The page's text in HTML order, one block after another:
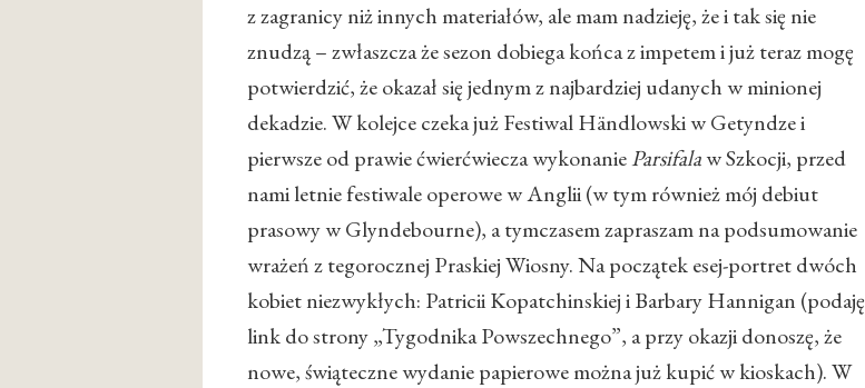
z zagranicy niż innych materiałów, ale mam nadzieję, że i tak się nie
znudzą – zwłaszcza że sezon dobiega końca z impetem i już teraz mogę
potwierdzić, że okazał się jednym z najbardziej udanych w minionej
dekadzie. W kolejce czeka już Festiwal Händlowski w Getyndze i
pierwsze od prawie ćwierćwiecza wykonanieParsifalaw Szkocji, przed
nami letnie festiwale operowe w Anglii (w tym również mój debiut
prasowy w Glyndebourne), a tymczasem zapraszam na podsumowanie
wrażeń z tegorocznej Praskiej Wiosny. Na początek esej-portret dwóch
kobiet niezwykłych: Patricii Kopatchinskiej i Barbary Hannigan (podaję
link do strony „Tygodnika Powszechnego”, a przy okazji donoszę, że
nowe, świąteczne wydanie papierowe można już kupić w kioskach). W